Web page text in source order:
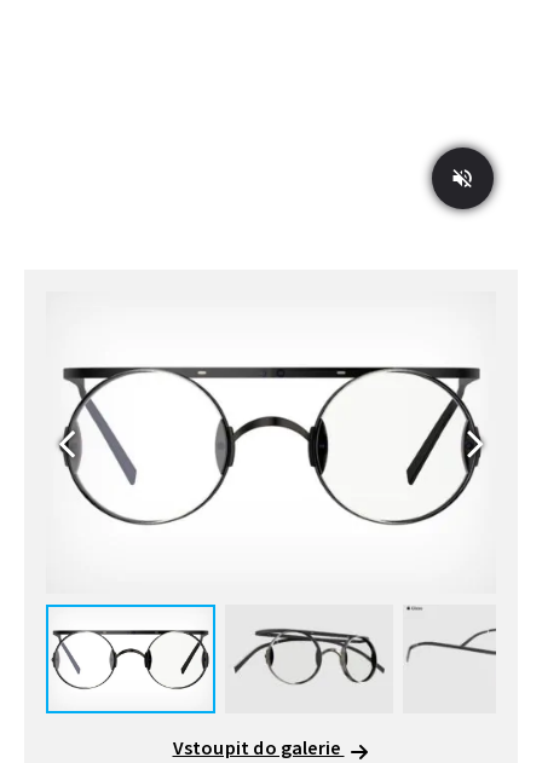
Vstoupit do galerie